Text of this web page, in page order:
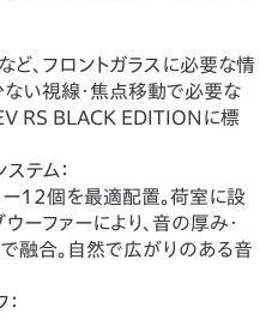
ど、フロントガラスに必要な情
ない視線・焦点移動で必要な
RS BLACK EDITIONに標
ステム：
12個を最適配置。荷室に設
ファーにより、音の厚み・
融合。自然で広がりのある音